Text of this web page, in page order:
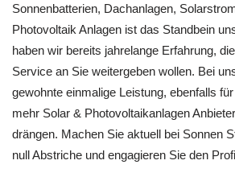
Sonnenbatterien, Dachanlagen,
Photovoltaik Anlagen ist das Standbein
haben wir bereits jahrelange Erfahrung,
Service an Sie weitergeben wollen. Bei
gewohnte einmalige Leistung, ebenfalls
mehr Solar & Photovoltaikanlagen
drängen. Machen Sie aktuell bei Sonnen
null Abstriche und engagieren Sie den